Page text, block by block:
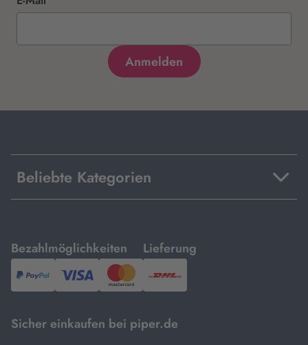
Beliebte Kategorien
Bezahlmöglichkeiten
mit
PayPal,Visa
und
Lieferung
mit
DHL.
Sicher einkaufen bei piper.de